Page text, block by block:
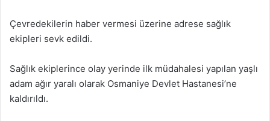
Çevredekilerin haber vermesi üzerine adrese sağlık
ekipleri sevk edildi.
Sağlık ekiplerince olay yerinde ilk müdahalesi yapılan yaşlı
adam ağır yaralı olarak Osmaniye Devlet Hastanesi’ne
kaldırıldı.